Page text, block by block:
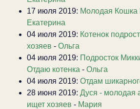
17 июля 2019: Молодая
Екатерина
04 июля 2019: Котенок
хозяев - Ольга
04 июля 2019: Подросток
Отдаю котенка - Ольга
04 июля 2019: Отдам
28 июня 2019: Дуся - молодая
ищет хозяев - Мария